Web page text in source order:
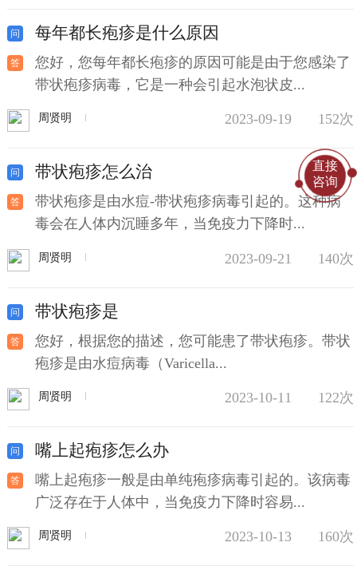
每年都长疱疹是什么原因
您好，您每年都长疱疹的原因可能是由于您感染了
带状疱疹病毒，它是一种会引起水泡状皮...
周贤明 2023-09-19 152次
带状疱疹怎么治
带状疱疹是由水痘-带状疱疹病毒引起的。这种病
毒会在人体内沉睡多年，当免疫力下降时...
周贤明 2023-09-21 140次
带状疱疹是
您好，根据您的描述，您可能患了带状疱疹。带状
疱疹是由水痘病毒（Varicella...
周贤明 2023-10-11 122次
嘴上起疱疹怎么办
嘴上起疱疹一般是由单纯疱疹病毒引起的。该病毒
广泛存在于人体中，当免疫力下降时容易...
周贤明 2023-10-13 160次
直接
咨询